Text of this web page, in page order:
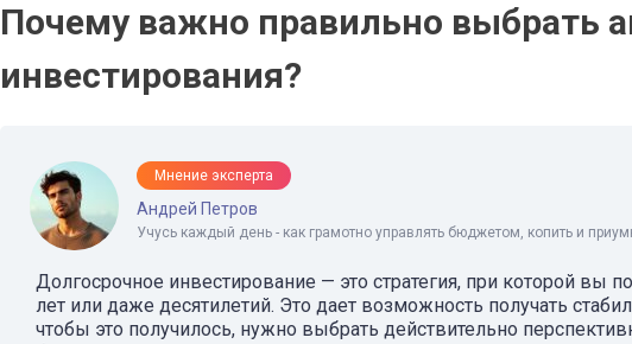
Почему важно правильно выбрать
инвестирования?
Мнение эксперта
Андрей Петров
Учусь каждый день - как грамотно управлять бюджетом, копить и
Долгосрочное инвестирование — это стратегия, при которой вы
лет или даже десятилетий. Это дает возможность получать
чтобы это получилось, нужно выбрать действительно